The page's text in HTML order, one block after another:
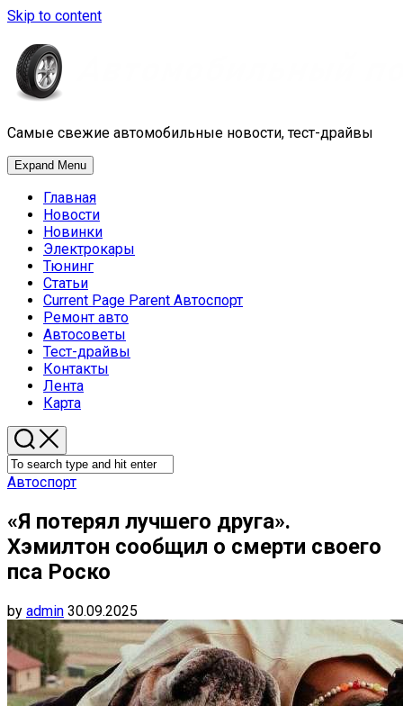
Skip to content
Самые свежие автомобильные новости, тест-драйвы
Expand Menu
Главная
Новости
Новинки
Электрокары
Тюнинг
Статьи
Current Page Parent Автоспорт
Ремонт авто
Автосоветы
Тест-драйвы
Контакты
Лента
Карта
Автоспорт
«Я потерял лучшего друга».
Хэмилтон сообщил о смерти своего
пса Роско
by admin 30.09.2025